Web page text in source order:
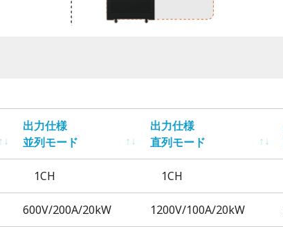
出力仕様
並列モード
出力仕様
直列モード
並列モード
直列モード
1CH 1CH
600V/200A/20kW 1200V/100A/20kW